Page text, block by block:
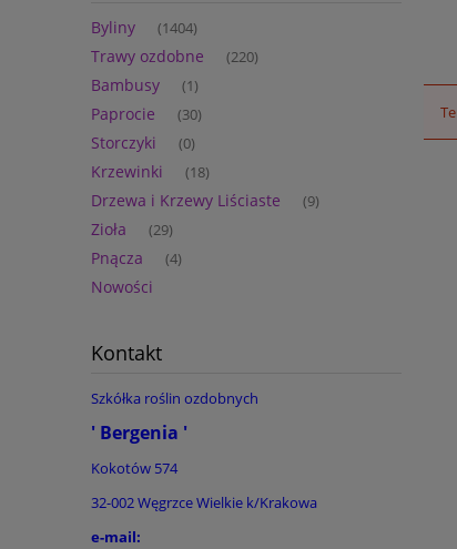
Byliny (1404)
Trawy ozdobne (220)
Bambusy (1)
Paprocie (30)
Storczyki (0)
Krzewinki (18)
Drzewa i Krzewy Liściaste (9)
Zioła (29)
Pnącza (4)
Nowości
Kontakt
Szkółka roślin ozdobnych
' Bergenia '
Kokotów 574
32-002 Węgrzce Wielkie k/Krakowa
e-mail: